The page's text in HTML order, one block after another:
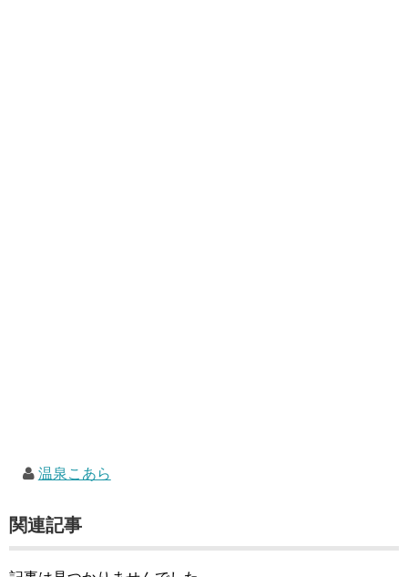
温泉こあら
関連記事